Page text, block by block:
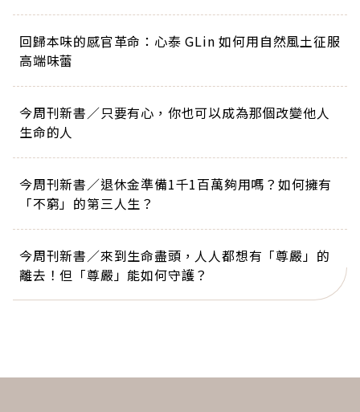
回歸本味的感官革命：心泰 GLin 如何用自然風土征服
高端味蕾
今周刊新書／只要有心，你也可以成為那個改變他人
生命的人
今周刊新書／退休金準備1千1百萬夠用嗎？如何擁有
「不窮」的第三人生？
今周刊新書／來到生命盡頭，人人都想有「尊嚴」的
離去！但「尊嚴」能如何守護？